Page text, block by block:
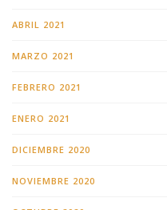
ABRIL 2021
MARZO 2021
FEBRERO 2021
ENERO 2021
DICIEMBRE 2020
NOVIEMBRE 2020